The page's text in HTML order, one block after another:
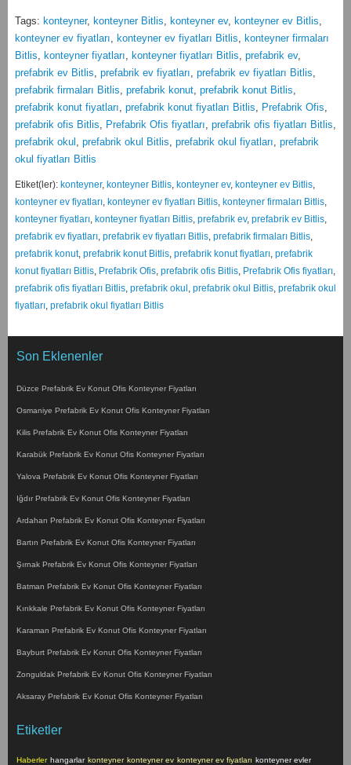
Tags: konteyner, konteyner Bitlis, konteyner ev, konteyner ev Bitlis,
konteyner ev fiyatları, konteyner ev fiyatları Bitlis, konteyner firmaları
Bitlis, konteyner fiyatları, konteyner fiyatları Bitlis, prefabrik ev,
prefabrik ev Bitlis, prefabrik ev fiyatları, prefabrik ev fiyatları Bitlis,
prefabrik firmaları Bitlis, prefabrik konut, prefabrik konut Bitlis,
prefabrik konut fiyatları, prefabrik konut fiyatları Bitlis, Prefabrik Ofis,
prefabrik ofis Bitlis, Prefabrik Ofis fiyatları, prefabrik ofis fiyatları Bitlis,
prefabrik okul , prefabrik okul Bitlis, prefabrik okul fiyatları, prefabrik
okul fiyatları Bitlis
Etiket(ler): konteyner, konteyner Bitlis, konteyner ev, konteyner ev Bitlis,
konteyner ev fiyatları, konteyner ev fiyatları Bitlis, konteyner firmaları Bitlis,
konteyner fiyatları, konteyner fiyatları Bitlis, prefabrik ev, prefabrik ev Bitlis,
prefabrik ev fiyatları, prefabrik ev fiyatları Bitlis, prefabrik firmaları Bitlis,
prefabrik konut, prefabrik konut Bitlis, prefabrik konut fiyatları, prefabrik
konut fiyatları Bitlis, Prefabrik Ofis, prefabrik ofis Bitlis, Prefabrik Ofis fiyatları,
prefabrik ofis fiyatları Bitlis, prefabrik okul , prefabrik okul Bitlis, prefabrik okul
fiyatları, prefabrik okul fiyatları Bitlis
Son Eklenenler
Düzce Prefabrik Ev Konut Ofis Konteyner Fiyatları
Osmaniye Prefabrik Ev Konut Ofis Konteyner Fiyatları
Kilis Prefabrik Ev Konut Ofis Konteyner Fiyatları
Karabük Prefabrik Ev Konut Ofis Konteyner Fiyatları
Yalova Prefabrik Ev Konut Ofis Konteyner Fiyatları
Iğdır Prefabrik Ev Konut Ofis Konteyner Fiyatları
Ardahan Prefabrik Ev Konut Ofis Konteyner Fiyatları
Bartın Prefabrik Ev Konut Ofis Konteyner Fiyatları
Şırnak Prefabrik Ev Konut Ofis Konteyner Fiyatları
Batman Prefabrik Ev Konut Ofis Konteyner Fiyatları
Kırıkkale Prefabrik Ev Konut Ofis Konteyner Fiyatları
Karaman Prefabrik Ev Konut Ofis Konteyner Fiyatları
Bayburt Prefabrik Ev Konut Ofis Konteyner Fiyatları
Zonguldak Prefabrik Ev Konut Ofis Konteyner Fiyatları
Aksaray Prefabrik Ev Konut Ofis Konteyner Fiyatları
Etiketler
Haberler hangarlar konteyner konteyner ev konteyner ev fiyatları konteyner evler